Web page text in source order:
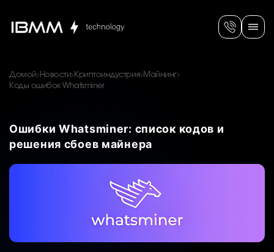
Домой Новости Криптоиндустрия Майнинг
Коды ошибок Whatsminer
Ошибки Whatsminer: список кодов и
решения сбоев майнера